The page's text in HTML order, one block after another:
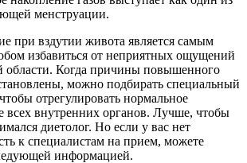
менструации.
при вздутии живота является самым
избавиться от неприятных ощущений
области. Когда причины повышенного
можно подбирать специальный
отрегулировать нормальное
всех внутренних органов. Лучше, чтобы
диетолог. Но если у вас нет
к специалистам на прием, можете
информацией.